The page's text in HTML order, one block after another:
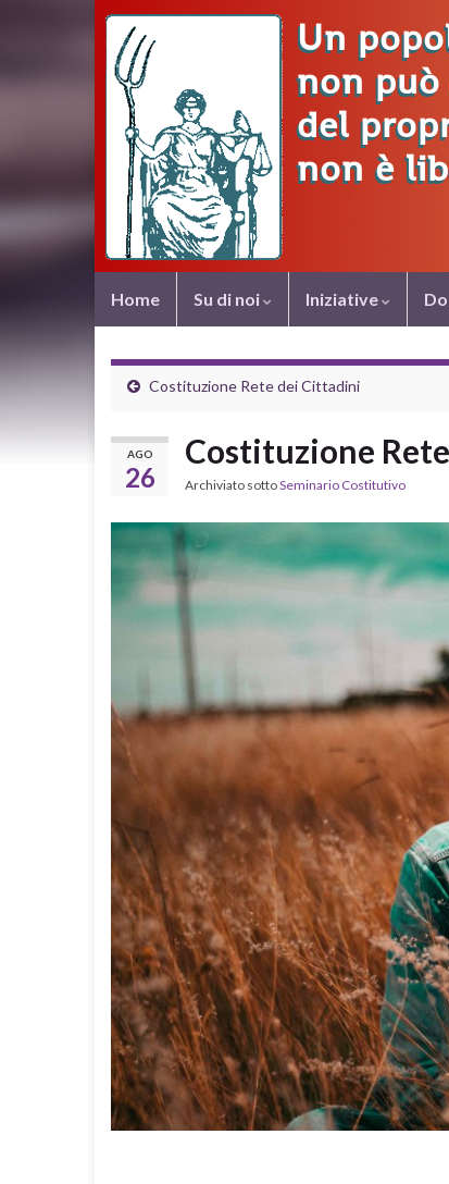
Home Su di noi Iniziative
Costituzione Rete dei Cittadini
AGO
26
Costituzione
Archiviato sottoSeminario Costitutivo